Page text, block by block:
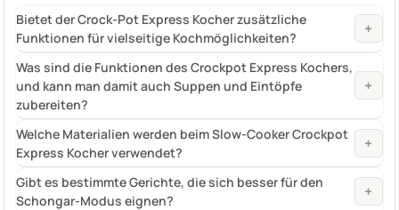
Bietet der Crock-Pot Express Kocher zusätzliche
Funktionen für vielseitige Kochmöglichkeiten?
+
Was sind die Funktionen des Crockpot Express Kochers,
und kann man damit auch Suppen und Eintöpfe
zubereiten?
+
Welche Materialien werden beim Slow-Cooker Crockpot
Express Kocher verwendet?
+
Gibt es bestimmte Gerichte, die sich besser für den
Schongar-Modus eignen?
+